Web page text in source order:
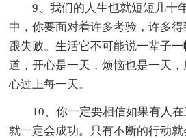
9、我们的人生也就短短几十
中，你要面对着许多考验，许多
跟失败。生活它不可能说一辈子
道，开心是一天，烦恼也是一天
心过上每一天。
10、你一定要相信如果有人在
就一定会成功。只有不断的行动